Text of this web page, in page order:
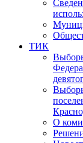
ТИК
О